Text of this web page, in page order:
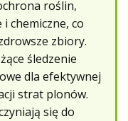
roślin,
i chemiczne, co
zbiory.
śledzenie
dla efektywnej
strat plonów.
się do